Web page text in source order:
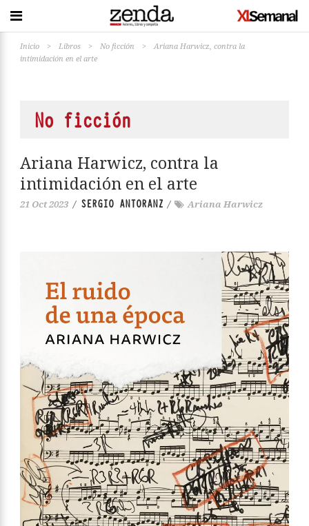
Inicio > Libros > No ficción >
Ariana Harwicz, contra la
intimidación en el arte
No ficción
Ariana Harwicz, contra la
intimidación en el arte
21 Oct 2023 / SERGIO ANTORANZ / Ariana Harwicz